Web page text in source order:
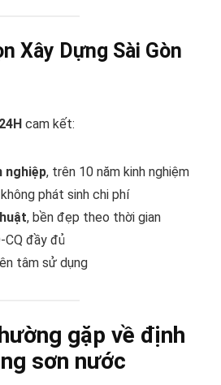
Xây Dựng Sài Gòn
cam kết:
nghiệp, trên 10 năm kinh nghiệm
phát sinh chi phí
, bền đẹp theo thời gian
CQ đầy đủ
tâm sử dụng
gặp về định
sơn nước